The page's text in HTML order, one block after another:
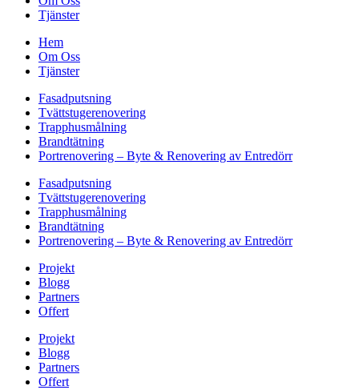
Tjänster
Hem
Om Oss
Tjänster
Fasadputsning
Tvättstugerenovering
Trapphusmålning
Brandtätning
Portrenovering – Byte & Renovering av Entredörr
Fasadputsning
Tvättstugerenovering
Trapphusmålning
Brandtätning
Portrenovering – Byte & Renovering av Entredörr
Projekt
Blogg
Partners
Offert
Projekt
Blogg
Partners
Offert